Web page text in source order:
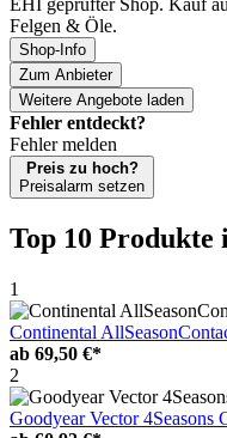
EHI geprüfter Shop. Kauf
Felgen & Öle.
Shop-Info
Zum Anbieter
Weitere Angebote laden
Fehler entdeckt?
Fehler melden
Preis zu hoch?
Preisalarm setzen
Top 10 Produkte
1
Continental
ab 69,50 €*
2
Goodyear Vector 4Seasons